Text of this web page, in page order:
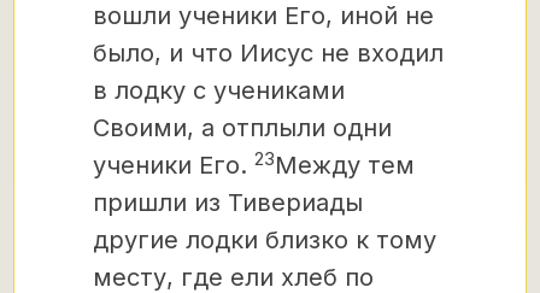
вошли ученики Его, иной не
было, и что Иисус не входил
в лодку с учениками
Своими, а отплыли одни
ученики Его. 23Между тем
пришли из Тивериады
другие лодки близко к тому
месту, где ели хлеб по